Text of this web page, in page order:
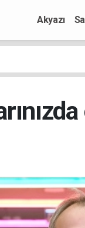
Akyazı